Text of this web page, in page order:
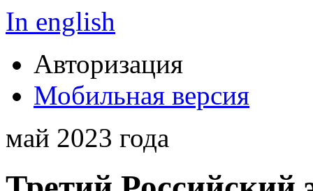
In english
Авторизация
Мобильная версия
май 2023 года